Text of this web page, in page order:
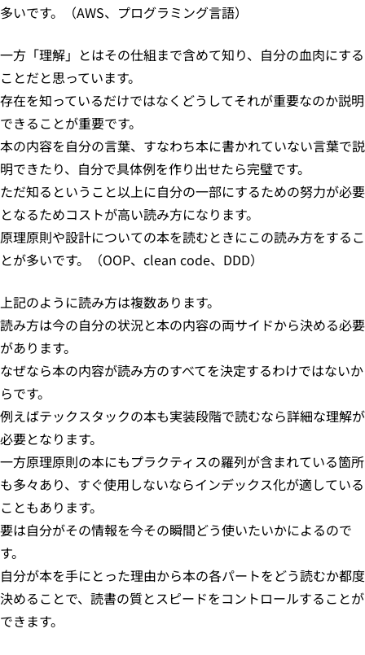
多いです。（AWS、プログラミング言語）
一方「理解」とはその仕組まで含めて知り、自分の血肉にする
ことだと思っています。
存在を知っているだけではなくどうしてそれが重要なのか説明
できることが重要です。
本の内容を自分の言葉、すなわち本に書かれていない言葉で説
明できたり、自分で具体例を作り出せたら完璧です。
ただ知るということ以上に自分の一部にするための努力が必要
となるためコストが高い読み方になります。
原理原則や設計についての本を読むときにこの読み方をするこ
とが多いです。（OOP、clean code、DDD）
上記のように読み方は複数あります。
読み方は今の自分の状況と本の内容の両サイドから決める必要
があります。
なぜなら本の内容が読み方のすべてを決定するわけではないか
らです。
例えばテックスタックの本も実装段階で読むなら詳細な理解が
必要となります。
一方原理原則の本にもプラクティスの羅列が含まれている箇所
も多々あり、すぐ使用しないならインデックス化が適している
こともあります。
要は自分がその情報を今その瞬間どう使いたいかによるので
す。
自分が本を手にとった理由から本の各パートをどう読むか都度
決めることで、読書の質とスピードをコントロールすることが
できます。